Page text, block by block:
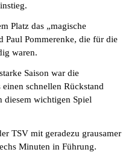
Platz das „magische
Paul Pommerenke, die für die
waren.
Saison war die
schnellen Rückstand
diesem wichtigen Spiel
TSV mit geradezu grausamer
Minuten in Führung.